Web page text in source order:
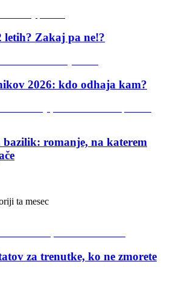
Zakaj pa ne!?
2026: kdo odhaja kam?
romanje, na katerem
ta mesec
za trenutke, ko ne zmorete